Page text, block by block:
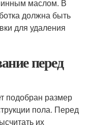
маслом. В
должна быть
для удаления
перед
подобран размер
пола. Перед
их